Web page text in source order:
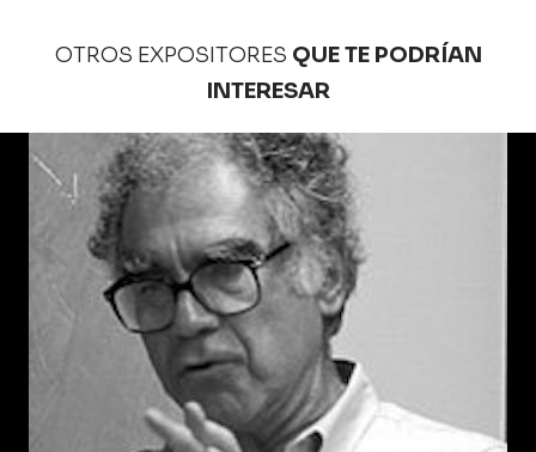
OTROS EXPOSITORES QUE TE PODRÍAN
INTERESAR